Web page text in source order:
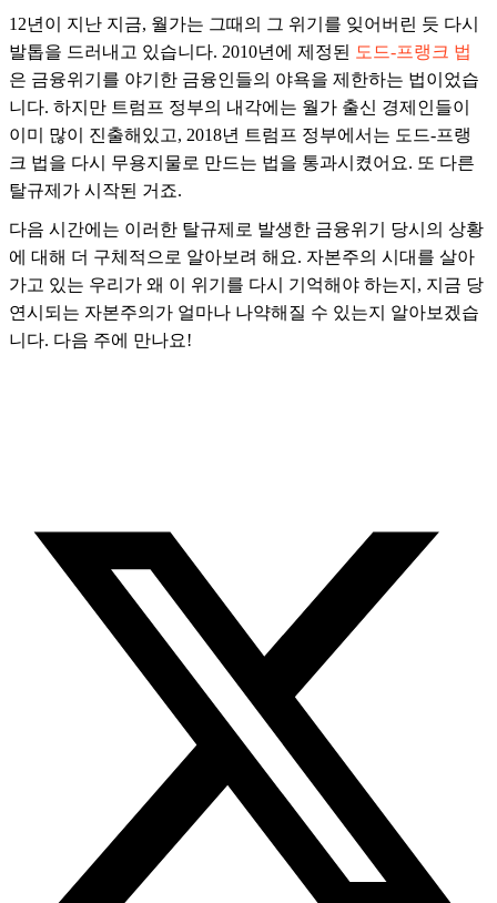
12년이 지난 지금, 월가는 그때의 그 위기를 잊어버린 듯 다시
발톱을 드러내고 있습니다. 2010년에 제정된
도드-프랭크 법
은 금융위기를 야기한 금융인들의 야욕을 제한하는 법이었습
니다. 하지만 트럼프 정부의 내각에는 월가 출신 경제인들이
이미 많이 진출해있고, 2018년 트럼프 정부에서는 도드-프랭
크 법을 다시 무용지물로 만드는 법을 통과시켰어요. 또 다른
탈규제가 시작된 거죠.
다음 시간에는 이러한 탈규제로 발생한 금융위기 당시의 상황
에 대해 더 구체적으로 알아보려 해요. 자본주의 시대를 살아
가고 있는 우리가 왜 이 위기를 다시 기억해야 하는지, 지금 당
연시되는 자본주의가 얼마나 나약해질 수 있는지 알아보겠습
니다. 다음 주에 만나요!